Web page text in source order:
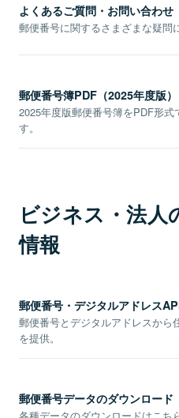
よくあるご質問・お問い合わせ
郵便番号に関するさまざまな疑問
郵便番号簿PDF（2025年度版）
2025年度版郵便番号簿をPDF形式
す。
ビジネス・法人
情報
郵便番号・デジタルアドレス
郵便番号とデジタルアドレスから
を提供。
郵便番号データのダウンロード